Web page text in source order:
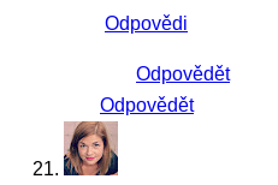
Odpovědi
Odpovědět
Odpovědět